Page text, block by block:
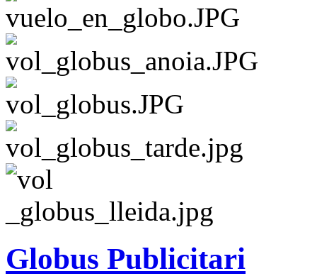
Globus Publicitari